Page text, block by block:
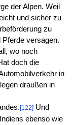
der Alpen. Weil
und sicher zu
zu
versagen.
wo noch
doch die
in
draußen in
[122]Und
ebenso wie